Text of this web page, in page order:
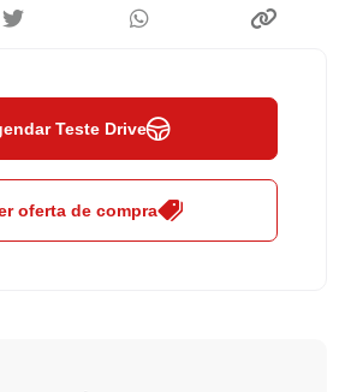
Teste Drive
oferta de compra